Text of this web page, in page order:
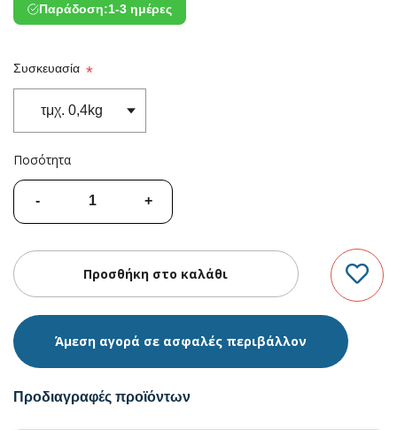
Παράδοση:1-3 ημέρες
Συσκευασία *
Ποσότητα
Άμεση αγορά σε ασφαλές περιβάλλον
Προδιαγραφές προϊόντων